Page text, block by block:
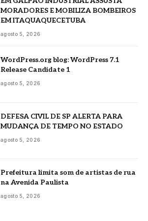
MORADORES E MOBILIZA BOMBEIROS
EM ITAQUAQUECETUBA
agosto 5, 2026
WordPress.org blog: WordPress 7.1
Release Candidate 1
agosto 5, 2026
DEFESA CIVIL DE SP ALERTA PARA
MUDANÇA DE TEMPO NO ESTADO
agosto 5, 2026
Prefeitura limita som de artistas de rua
na Avenida Paulista
agosto 5, 2026